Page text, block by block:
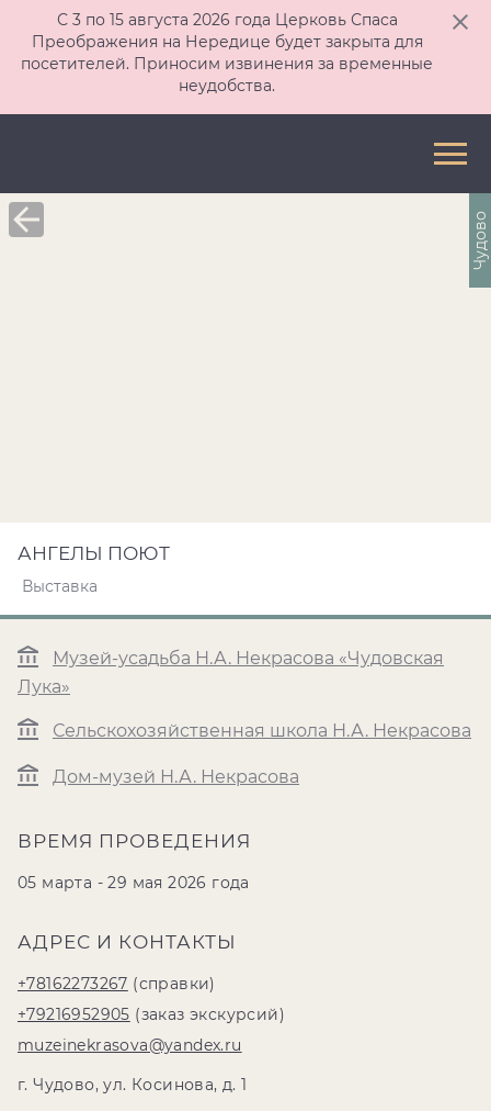
С 3 по 15 августа 2026 года Церковь Спаса
Преображения на Нередице будет закрыта для
посетителей. Приносим извинения за временные
неудобства.
АНГЕЛЫ ПОЮТ
Выставка
Музей-усадьба Н.А. Некрасова «Чудовская
Лука»
Сельскохозяйственная школа Н.А. Некрасова
Дом-музей Н.А. Некрасова
ВРЕМЯ ПРОВЕДЕНИЯ
05 марта - 29 мая 2026 года
АДРЕС И КОНТАКТЫ
+78162273267 (справки)
+79216952905 (заказ экскурсий)
muzeinekrasova@yandex.ru
г. Чудово, ул. Косинова, д. 1
Чудово